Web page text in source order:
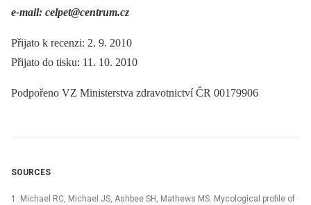
e-mail: celpet@centrum.cz
Přijato k recenzi: 2. 9. 2010
Přijato do tisku: 11. 10. 2010
Podpořeno VZ Ministerstva zdravotnictví ČR 00179906
SOURCES
1. Michael RC, Michael JS, Ashbee SH, Mathews MS. Mycological profile of